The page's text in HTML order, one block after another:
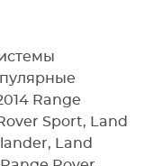
Range
Sport, Land
Land